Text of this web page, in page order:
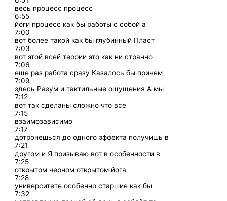
весь процесс процесс
6:55
йоги процесс как бы работы с собой а
7:00
вот более такой как бы глубинный Пласт
7:03
вот этой всей теории это как ни странно
7:06
еще раз работа сразу Казалось бы причем
7:09
здесь Разум и тактильные ощущения А мы
7:12
вот так сделаны сложно что все
7:15
взаимозависимо
7:17
дотронешься до одного эффекта получишь в
7:21
другом и Я призываю вот в особенности в
7:25
открытом черном открытом йога
7:28
университете особенно старшие как бы
7:32